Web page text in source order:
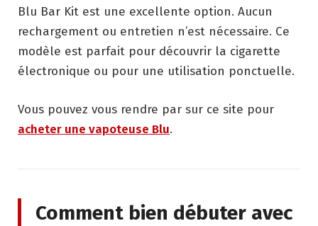
Blu Bar Kit est une excellente option. Aucun
rechargement ou entretien n’est nécessaire. Ce
modèle est parfait pour découvrir la cigarette
électronique ou pour une utilisation ponctuelle.
Vous pouvez vous rendre par sur ce site pour
acheter une vapoteuse Blu.
Comment bien débuter avec